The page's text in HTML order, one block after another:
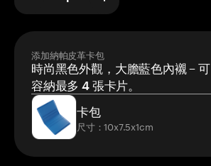
添加納帕皮革卡包
時尚黑色外觀，大膽藍色內襯 – 可
容納最多 4 張卡片。
卡包
尺寸：10x7.5x1cm